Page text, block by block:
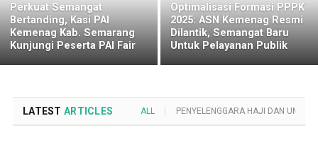
Perkuat Semangat
Bertanding, Kasi PAI
Kemenag Kab. Semarang
Kunjungi Peserta PAI Fair
Optimalisasi Formasi PPPK
2025: ASN Kemenag Resmi
Dilantik, Semangat Baru
Untuk Pelayanan Publik
LATEST ARTICLES ALL PENYELENGGARA HAJI DAN UMROH